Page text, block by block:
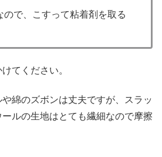
ので、こすって粘着剤を取る
てください。
綿のズボンは丈夫ですが、スラッ
ルの生地はとても繊細なので摩擦